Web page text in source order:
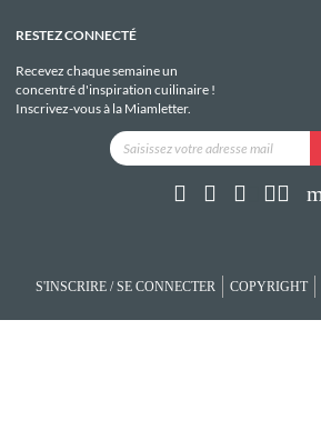
RESTEZ CONNECTÉ
Recevez chaque semaine un
concentré d'inspiration cuilinaire !
Inscrivez-vous à la Miamletter.
S'INSCRIRE / SE CONNECTER COPYRIGHT